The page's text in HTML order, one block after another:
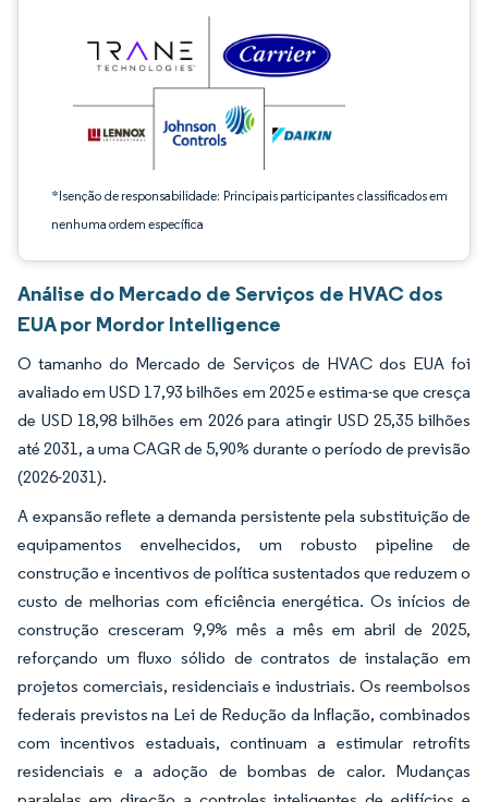
*Isenção de responsabilidade: Principais participantes classificados em
nenhuma ordem específica
Análise do Mercado de Serviços de HVAC dos
EUA por Mordor Intelligence
O tamanho do Mercado de Serviços de HVAC dos EUA foi
avaliado em USD 17,93 bilhões em 2025 e estima-se que cresça
de USD 18,98 bilhões em 2026 para atingir USD 25,35 bilhões
até 2031, a uma CAGR de 5,90% durante o período de previsão
(2026-2031).
A expansão reflete a demanda persistente pela substituição de
equipamentos envelhecidos, um robusto pipeline de
construção e incentivos de política sustentados que reduzem o
custo de melhorias com eficiência energética. Os inícios de
construção cresceram 9,9% mês a mês em abril de 2025,
reforçando um fluxo sólido de contratos de instalação em
projetos comerciais, residenciais e industriais. Os reembolsos
federais previstos na Lei de Redução da Inflação, combinados
com incentivos estaduais, continuam a estimular retrofits
residenciais e a adoção de bombas de calor. Mudanças